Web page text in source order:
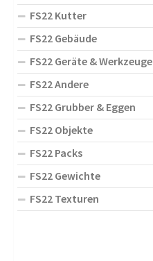
FS22 Kutter
FS22 Gebäude
FS22 Geräte & Werkzeuge
FS22 Andere
FS22 Grubber & Eggen
FS22 Objekte
FS22 Packs
FS22 Gewichte
FS22 Texturen